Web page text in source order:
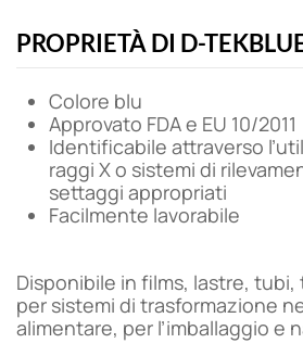
PROPRIETÀ DI D-
Colore blu
Approvato FDA e EU 10/2011
Identificabile attraverso
raggi X o sistemi di
settaggi appropriati
Facilmente lavorabile
Disponibile in films, lastre,
per sistemi di trasformazione
alimentare, per l’imballaggio e